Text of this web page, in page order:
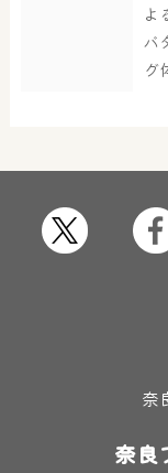
屋内レジャープ
その他施設
よ
バ
グ
奈
奈良